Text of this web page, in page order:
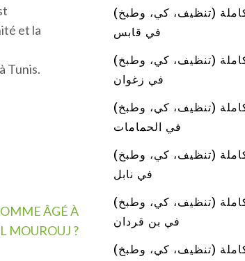
et la
Tunis.
ÂGÉ À
MOUROUJ ?
(تنظيف، كي، وطبخ)
في قابس
(تنظيف، كي، وطبخ)
في زغوان
(تنظيف، كي، وطبخ)
في الحمامات
(تنظيف، كي، وطبخ)
في نابل
(تنظيف، كي، وطبخ)
في بن قردان
(تنظيف، كي، وطبخ)